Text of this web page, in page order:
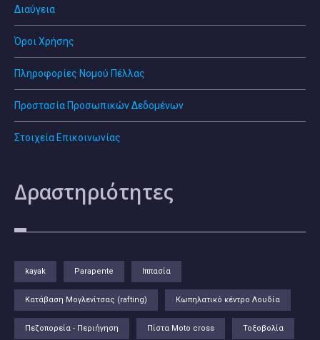
Διαύγεια
Όροι Χρήσης
Πληροφορίες Νομού Πέλλας
Προστασία Προσωπικών Δεδομένων
Στοιχεία Επικοινωνίας
Δραστηριότητες
kayak Parapente Ιππασία
Κατάβαση Μογλενίτσας (rafting) Κωπηλατικό κέντρο Λουδία
Πεζοπορεία - Περιήγηση Πίστα Moto cross Τοξοβολία